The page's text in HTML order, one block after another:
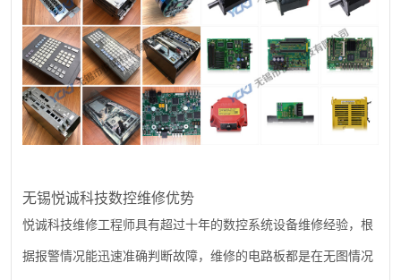
无锡悦诚科技数控维修优势
悦诚科技维修工程师具有超过十年的数控系统设备维修经验，根
据报警情况能迅速准确判断故障，维修的电路板都是在无图情况